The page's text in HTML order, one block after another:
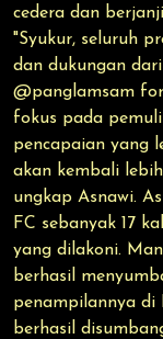
cedera dan
"Syukur, seluruh
dan dukungan
@panglamsam
fokus pada
pencapaian yang
akan kembali
ungkap Asnawi.
FC sebanyak 17
yang dilakoni.
berhasil
penampilannya di
berhasil